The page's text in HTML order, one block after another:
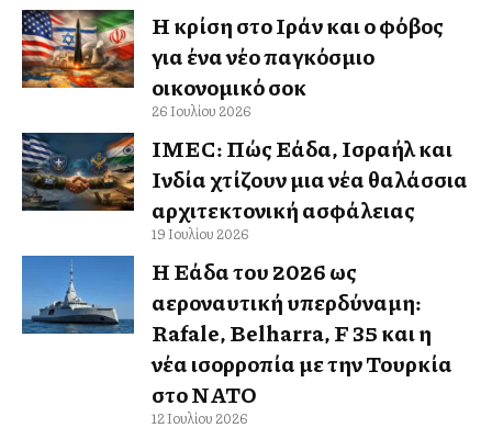
Η κρίση στο Ιράν και ο φόβος
για ένα νέο παγκόσμιο
οικονομικό σοκ
26 Ιουλίου 2026
IMEC: Πώς Ελλάδα, Ισραήλ και
Ινδία χτίζουν μια νέα θαλάσσια
αρχιτεκτονική ασφάλειας
19 Ιουλίου 2026
Η Ελλάδα του 2026 ως
αεροναυτική υπερδύναμη:
Rafale, Belharra, F 35 και η
νέα ισορροπία με την Τουρκία
στο ΝΑΤΟ
12 Ιουλίου 2026